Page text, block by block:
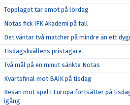
Topplaget tar emot på lördag
Notas fick IFK Akademi på fall
Det väntar två matcher på mindre än ett
Tisdagskvällens pristagare
Två mål på en minut sänkte Notas
Kvartsfinal mot BAIK på tisdag
Resan mot spel i Europa fortsätter på
igång